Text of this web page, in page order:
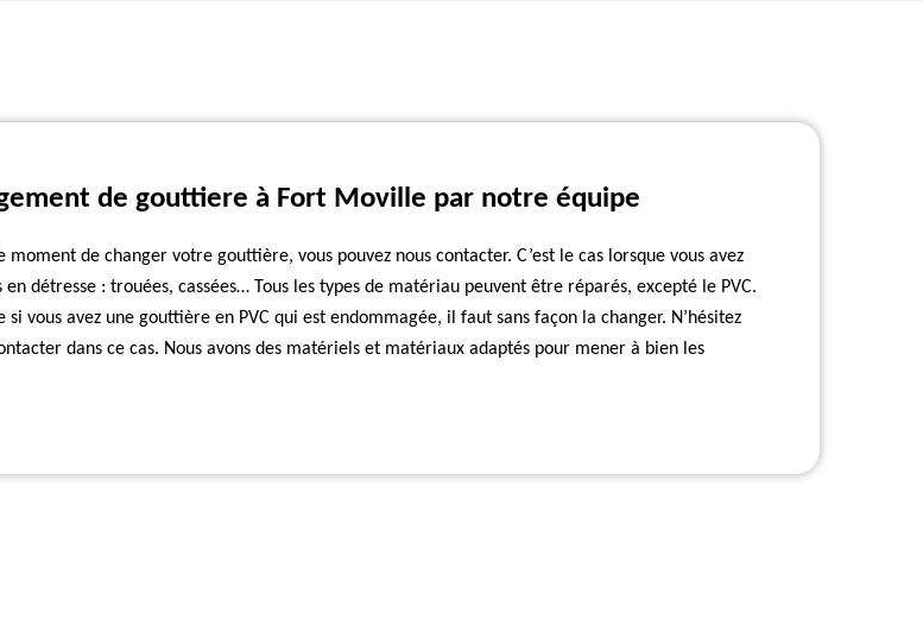
de gouttiere à Fort Moville par notre équipe
moment de changer votre gouttière, vous pouvez nous contacter. C’est le cas lorsque vous avez
en détresse : trouées, cassées… Tous les types de matériau peuvent être réparés, excepté le PVC.
si vous avez une gouttière en PVC qui est endommagée, il faut sans façon la changer. N’hésitez
dans ce cas. Nous avons des matériels et matériaux adaptés pour mener à bien les